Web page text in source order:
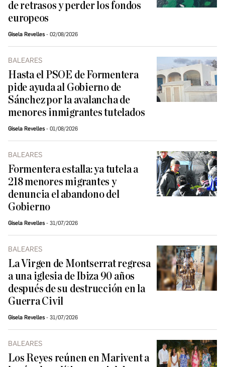
de retrasos y perder los fondos
europeos
Gisela Revelles 02/08/2026
BALEARES
Hasta el PSOE de Formentera
pide ayuda al Gobierno de
Sánchez por la avalancha de
menores inmigrantes tutelados
Gisela Revelles 01/08/2026
BALEARES
Formentera estalla: ya tutela a
218 menores migrantes y
denuncia el abandono del
Gobierno
Gisela Revelles 31/07/2026
BALEARES
La Virgen de Montserrat regresa
a una iglesia de Ibiza 90 años
después de su destrucción en la
Guerra Civil
Gisela Revelles 31/07/2026
BALEARES
Los Reyes reúnen en Marivent a